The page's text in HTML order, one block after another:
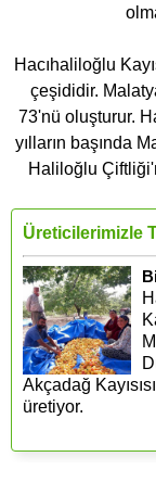
Hacıhaliloğlu
çeşididir.
73'nü oluşturur.
yılların başında
Haliloğlu
Üreticilerimizle
Akçadağ
üretiyor.